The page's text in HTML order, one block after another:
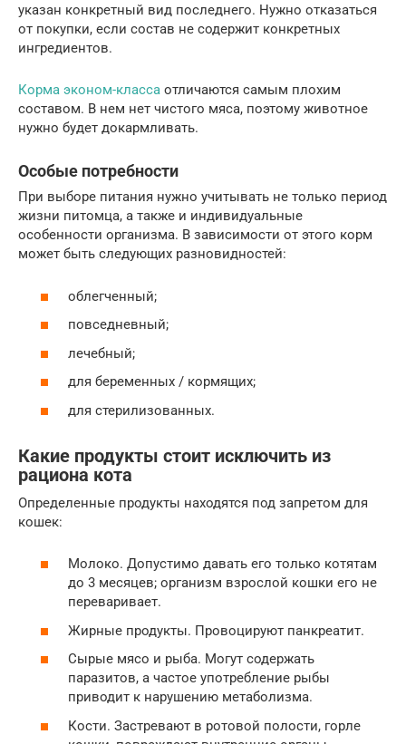
указан конкретный вид последнего. Нужно отказаться
от покупки, если состав не содержит конкретных
ингредиентов.
Корма эконом-класса отличаются самым плохим
составом. В нем нет чистого мяса, поэтому животное
нужно будет докармливать.
Особые потребности
При выборе питания нужно учитывать не только период
жизни питомца, а также и индивидуальные
особенности организма. В зависимости от этого корм
может быть следующих разновидностей:
облегченный;
повседневный;
лечебный;
для беременных / кормящих;
для стерилизованных.
Какие продукты стоит исключить из
рациона кота
Определенные продукты находятся под запретом для
кошек:
Молоко. Допустимо давать его только котятам
до 3 месяцев; организм взрослой кошки его не
переваривает.
Жирные продукты. Провоцируют панкреатит.
Сырые мясо и рыба. Могут содержать
паразитов, а частое употребление рыбы
приводит к нарушению метаболизма.
Кости. Застревают в ротовой полости, горле